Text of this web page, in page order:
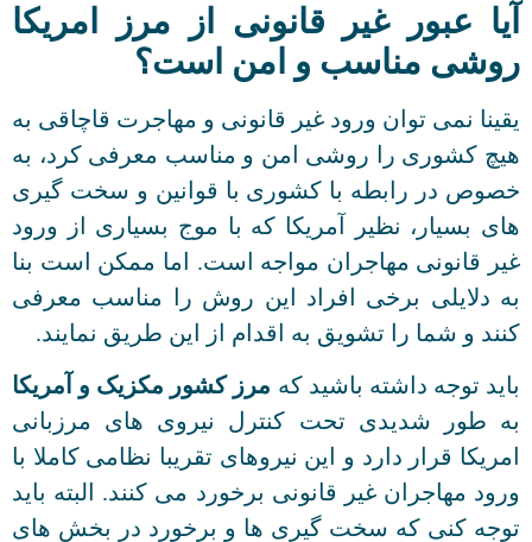
آیا عبور غیر قانونی از مرز امریکا
روشی مناسب و امن است؟
یقینا نمی توان ورود غیر قانونی و مهاجرت قاچاقی به
هیچ کشوری را روشی امن و مناسب معرفی کرد، به
خصوص در رابطه با کشوری با قوانین و سخت گیری
های بسیار، نظیر آمریکا که با موج بسیاری از ورود
غیر قانونی مهاجران مواجه است. اما ممکن است بنا
به دلایلی برخی افراد این روش را مناسب معرفی
کنند و شما را تشویق به اقدام از این طریق نمایند.
باید توجه داشته باشید که مرز کشور مکزیک و آمریکا
به طور شدیدی تحت کنترل نیروی های مرزبانی
امریکا قرار دارد و این نیروهای تقریبا نظامی کاملا با
ورود مهاجران غیر قانونی برخورد می کنند. البته باید
توجه کنی که سخت گیری ها و برخورد در بخش های